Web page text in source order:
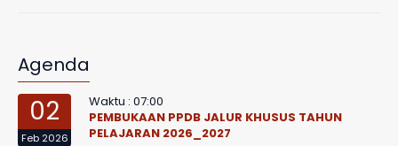
Agenda
02
Feb 2026
Waktu : 07:00
PEMBUKAAN PPDB JALUR KHUSUS TAHUN
PELAJARAN 2026_2027